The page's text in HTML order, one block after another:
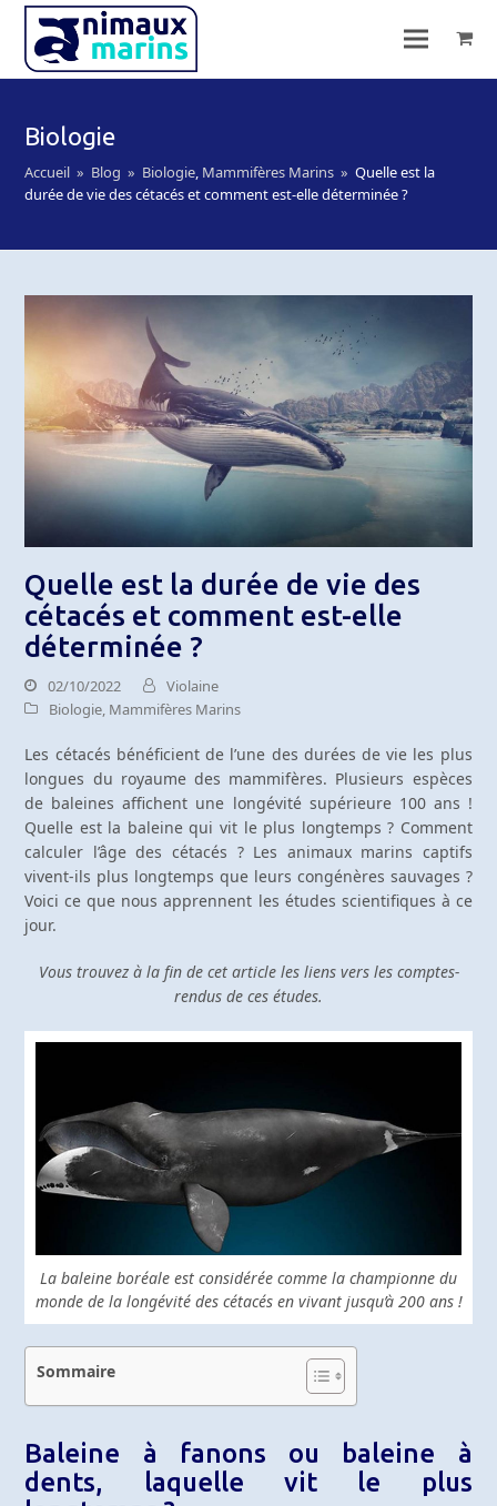
Biologie
Accueil » Blog » Biologie, Mammifères Marins » Quelle est la
durée de vie des cétacés et comment est-elle déterminée ?
Quelle est la durée de vie des
cétacés et comment est-elle
déterminée ?
02/10/2022
Violaine
Biologie, Mammifères Marins
Les cétacés bénéficient de l’une des durées de vie les plus
longues du royaume des mammifères. Plusieurs espèces
de baleines affichent une longévité supérieure 100 ans !
Quelle est la baleine qui vit le plus longtemps ? Comment
calculer l’âge des cétacés ? Les animaux marins captifs
vivent-ils plus longtemps que leurs congénères sauvages ?
Voici ce que nous apprennent les études scientifiques à ce
jour.
Vous trouvez à la fin de cet article les liens vers les comptes-
rendus de ces études.
La baleine boréale est considérée comme la championne du
monde de la longévité des cétacés en vivant jusqu’à 200 ans !
Sommaire
Baleine à fanons ou baleine à
dents, laquelle vit le plus